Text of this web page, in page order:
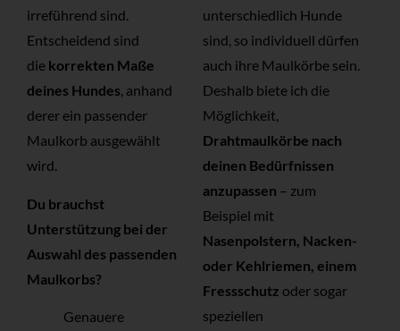
irreführend sind.
Entscheidend sind
die korrekten Maße
deines Hundes, anhand
derer ein passender
Maulkorb ausgewählt
wird.
Du brauchst
Unterstützung bei der
Auswahl des passenden
Maulkorbs?
Genauere
unterschiedlich Hunde
sind, so individuell dürfen
auch ihre Maulkörbe sein.
Deshalb biete ich die
Möglichkeit,
Drahtmaulkörbe nach
deinen Bedürfnissen
anzupassen – zum
Beispiel mit
Nasenpolstern, Nacken-
oder Kehlriemen, einem
Fressschutz oder sogar
speziellen